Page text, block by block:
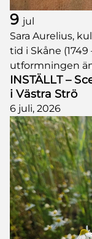
9 jul
Sara Aurelius,
tid i Skåne
utformningen
INSTÄLLT –
i Västra Strö
6 juli, 2026